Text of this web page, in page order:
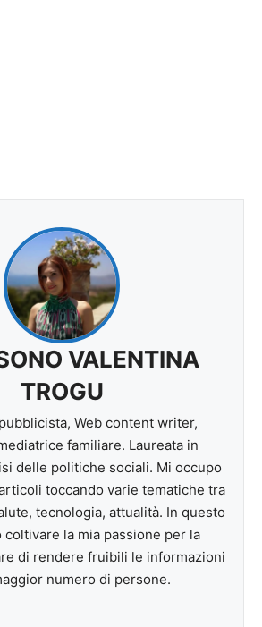
VALENTINA
TROGU
Web content writer,
familiare. Laureata in
delle politiche sociali. Mi occupo
toccando varie tematiche tra
tecnologia, attualità. In questo
coltivare la mia passione per la
di rendere fruibili le informazioni
numero di persone.